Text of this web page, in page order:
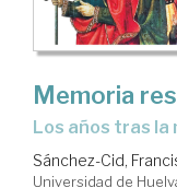
Memoria
Los años tras
Sánchez-Cid,
Universidad de